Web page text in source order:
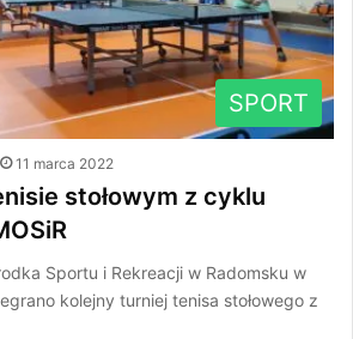
SPORT
11 marca 2022
stołowym z cyklu
Sportu i Rekreacji w Radomsku w
kolejny turniej tenisa stołowego z